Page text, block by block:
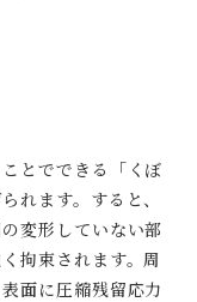
とでできる「くぼ
れます。すると、
変形していない部
拘束されます。周
面に圧縮残留応力